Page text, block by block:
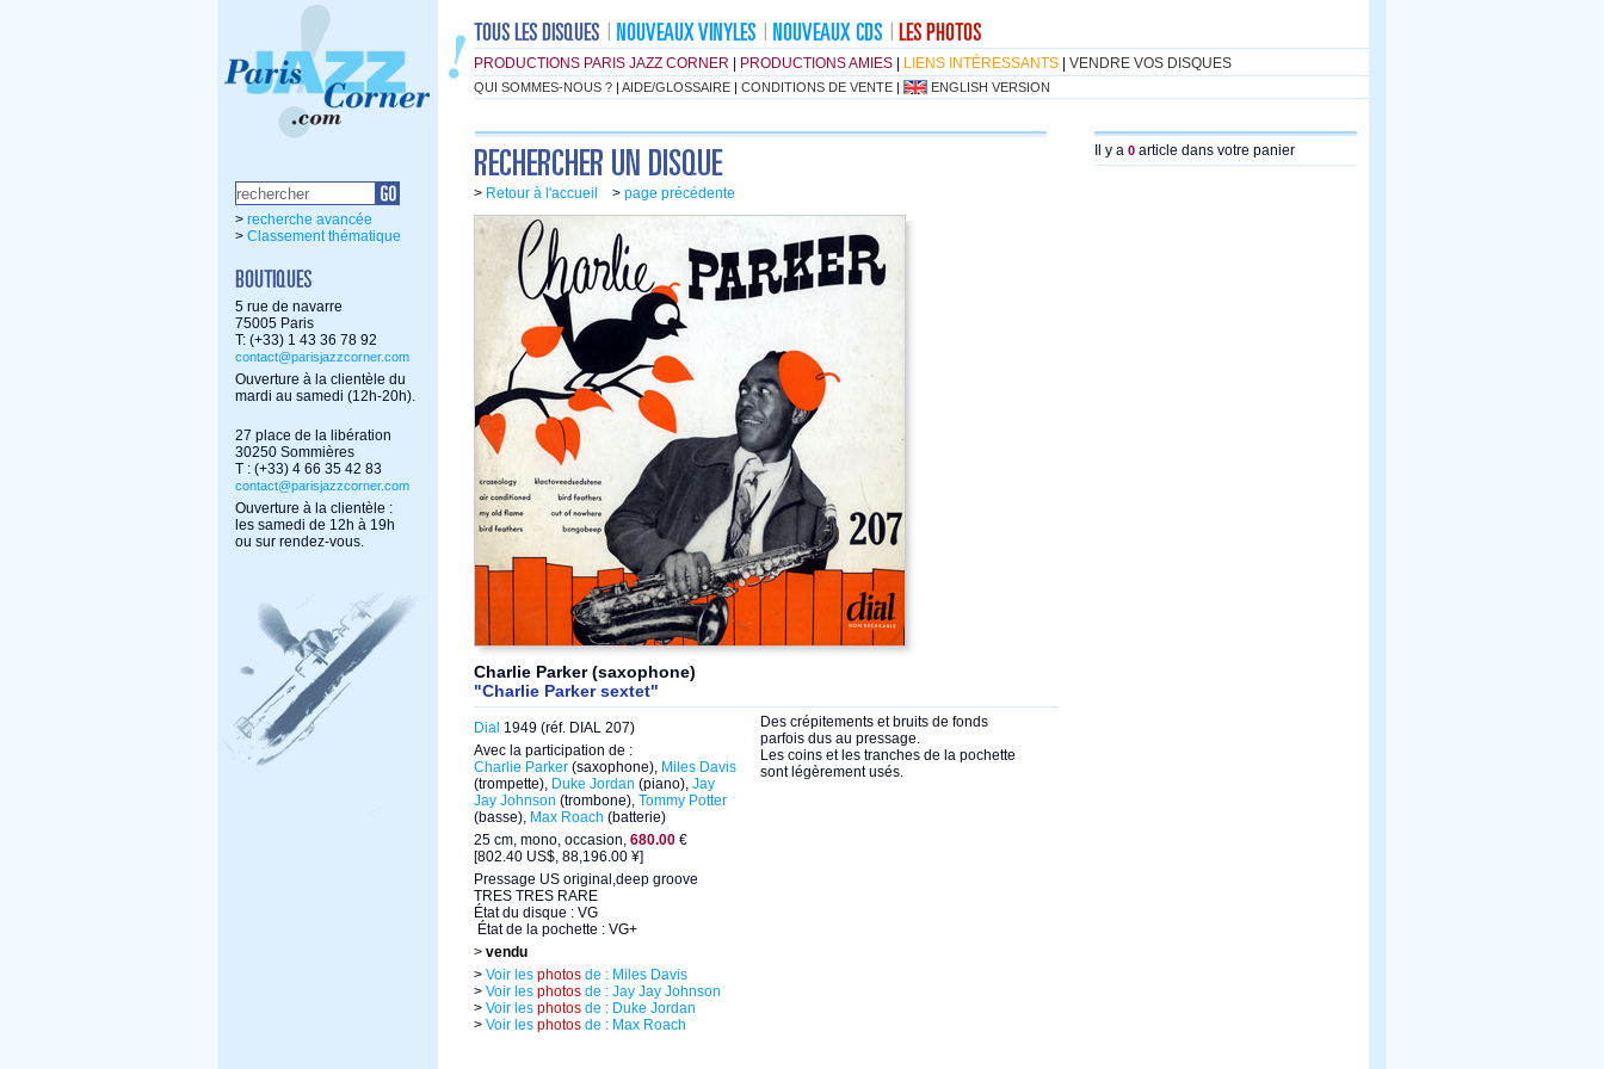
PRODUCTIONS PARIS JAZZ CORNER PRODUCTIONS AMIES LIENS INTÉRESSANTS VENDRE VOS DISQUES
QUI SOMMES-NOUS ? | AIDE/GLOSSAIRE | CONDITIONS DE VENTE | ENGLISH VERSION
> recherche avancée
> Classement thématique
5 rue de navarre
75005 Paris
T: (+33) 1 43 36 78 92
contact@parisjazzcorner.com
Ouverture à la clientèle du
mardi au samedi (12h-20h).
27 place de la libération
30250 Sommières
T : (+33) 4 66 35 42 83
contact@parisjazzcorner.com
Ouverture à la clientèle :
les samedi de 12h à 19h
ou sur rendez-vous.
> Retour à l'accueil > page précédente
Charlie Parker (saxophone)
"Charlie Parker sextet"
Dial 1949 (réf. DIAL 207)
Avec la participation de :
Charlie Parker (saxophone), Miles Davis
(trompette), Duke Jordan (piano), Jay
Jay Johnson (trombone), Tommy Potter
(basse), Max Roach (batterie)
25 cm, mono, occasion, 680.00 €
[802.40 US$, 88,196.00 ¥]
Pressage US original,deep groove
TRES TRES RARE
État du disque : VG
État de la pochette : VG+
> vendu
> Voir les photos de : Miles Davis
> Voir les photos de : Jay Jay Johnson
> Voir les photos de : Duke Jordan
> Voir les photos de : Max Roach
Des crépitements et bruits de fonds
parfois dus au pressage.
Les coins et les tranches de la pochette
sont légèrement usés.
Il y a 0 article dans votre panier